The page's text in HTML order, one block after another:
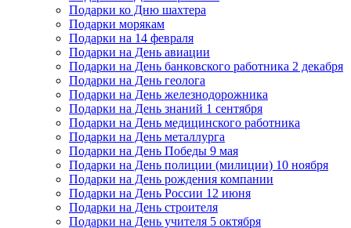
Подарки ко Дню шахтера
Подарки морякам
Подарки на 14 февраля
Подарки на День авиации
Подарки на День банковского работника 2 декабря
Подарки на День геолога
Подарки на День железнодорожника
Подарки на День знаний 1 сентября
Подарки на День медицинского работника
Подарки на День металлурга
Подарки на День Победы 9 мая
Подарки на День полиции (милиции) 10 ноября
Подарки на День рождения компании
Подарки на День России 12 июня
Подарки на День строителя
Подарки на День учителя 5 октября